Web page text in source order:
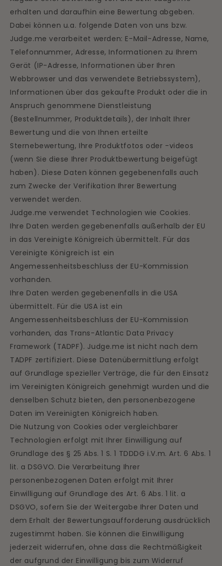
erhalten und daraufhin eine Bewertung abgeben.
Dabei können u.a. folgende Daten von uns bzw.
Judge.me verarbeitet werden: E-Mail-Adresse, Name,
Telefonnummer, Adresse, Informationen zu Ihrem
Gerät (IP-Adresse, Informationen über Ihren
Webbrowser und das verwendete Betriebssystem),
Informationen über das gekaufte Produkt oder die in
Anspruch genommene Dienstleistung
(Bestellnummer, Produktdetails), der Inhalt Ihrer
Bewertung und die von Ihnen erteilte
Sternebewertung, Ihre Produktfotos oder -videos
(wenn Sie diese Ihrer Produktbewertung beigefügt
haben). Diese Daten können gegebenenfalls auch
zum Zwecke der Verifikation Ihrer Bewertung
verwendet werden.
Judge.me verwendet Technologien wie Cookies.
Ihre Daten werden gegebenenfalls außerhalb der EU
in das Vereinigte Königreich übermittelt. Für das
Vereinigte Königreich ist ein
Angemessenheitsbeschluss der EU-Kommission
vorhanden.
Ihre Daten werden gegebenenfalls in die USA
übermittelt. Für die USA ist ein
Angemessenheitsbeschluss der EU-Kommission
vorhanden, das Trans-Atlantic Data Privacy
Framework (TADPF). Judge.me ist nicht nach dem
TADPF zertifiziert. Diese Datenübermittlung erfolgt
auf Grundlage spezieller Verträge, die für den Einsatz
im Vereinigten Königreich genehmigt wurden und die
denselben Schutz bieten, den personenbezogene
Daten im Vereinigten Königreich haben.
Die Nutzung von Cookies oder vergleichbarer
Technologien erfolgt mit Ihrer Einwilligung auf
Grundlage des § 25 Abs. 1 S. 1 TDDDG i.V.m. Art. 6 Abs. 1
lit. a DSGVO. Die Verarbeitung Ihrer
personenbezogenen Daten erfolgt mit Ihrer
Einwilligung auf Grundlage des Art. 6 Abs. 1 lit. a
DSGVO, sofern Sie der Weitergabe Ihrer Daten und
dem Erhalt der Bewertungsaufforderung ausdrücklich
zugestimmt haben. Sie können die Einwilligung
jederzeit widerrufen, ohne dass die Rechtmäßigkeit
der aufgrund der Einwilligung bis zum Widerruf